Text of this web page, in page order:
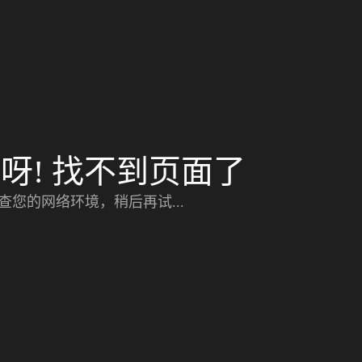
! 找不到页面了
您的网络环境，稍后再试...